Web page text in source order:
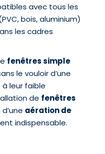
avec tous les
bois, aluminium)
les cadres
fenêtres simple
le vouloir d’une
leur faible
de fenêtres
aération de
indispensable.